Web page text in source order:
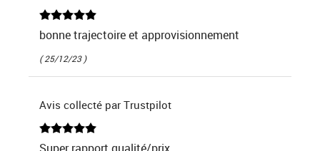
bonne trajectoire et approvisionnement
( 25/12/23 )
Avis collecté par Trustpilot